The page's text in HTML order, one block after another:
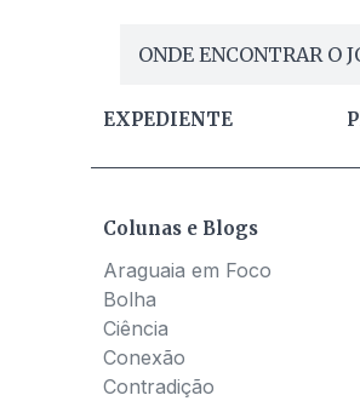
ONDE ENCONTRAR O
EXPEDIENTE
Colunas e Blogs
Araguaia em Foco
Bolha
Ciência
Conexão
Contradição